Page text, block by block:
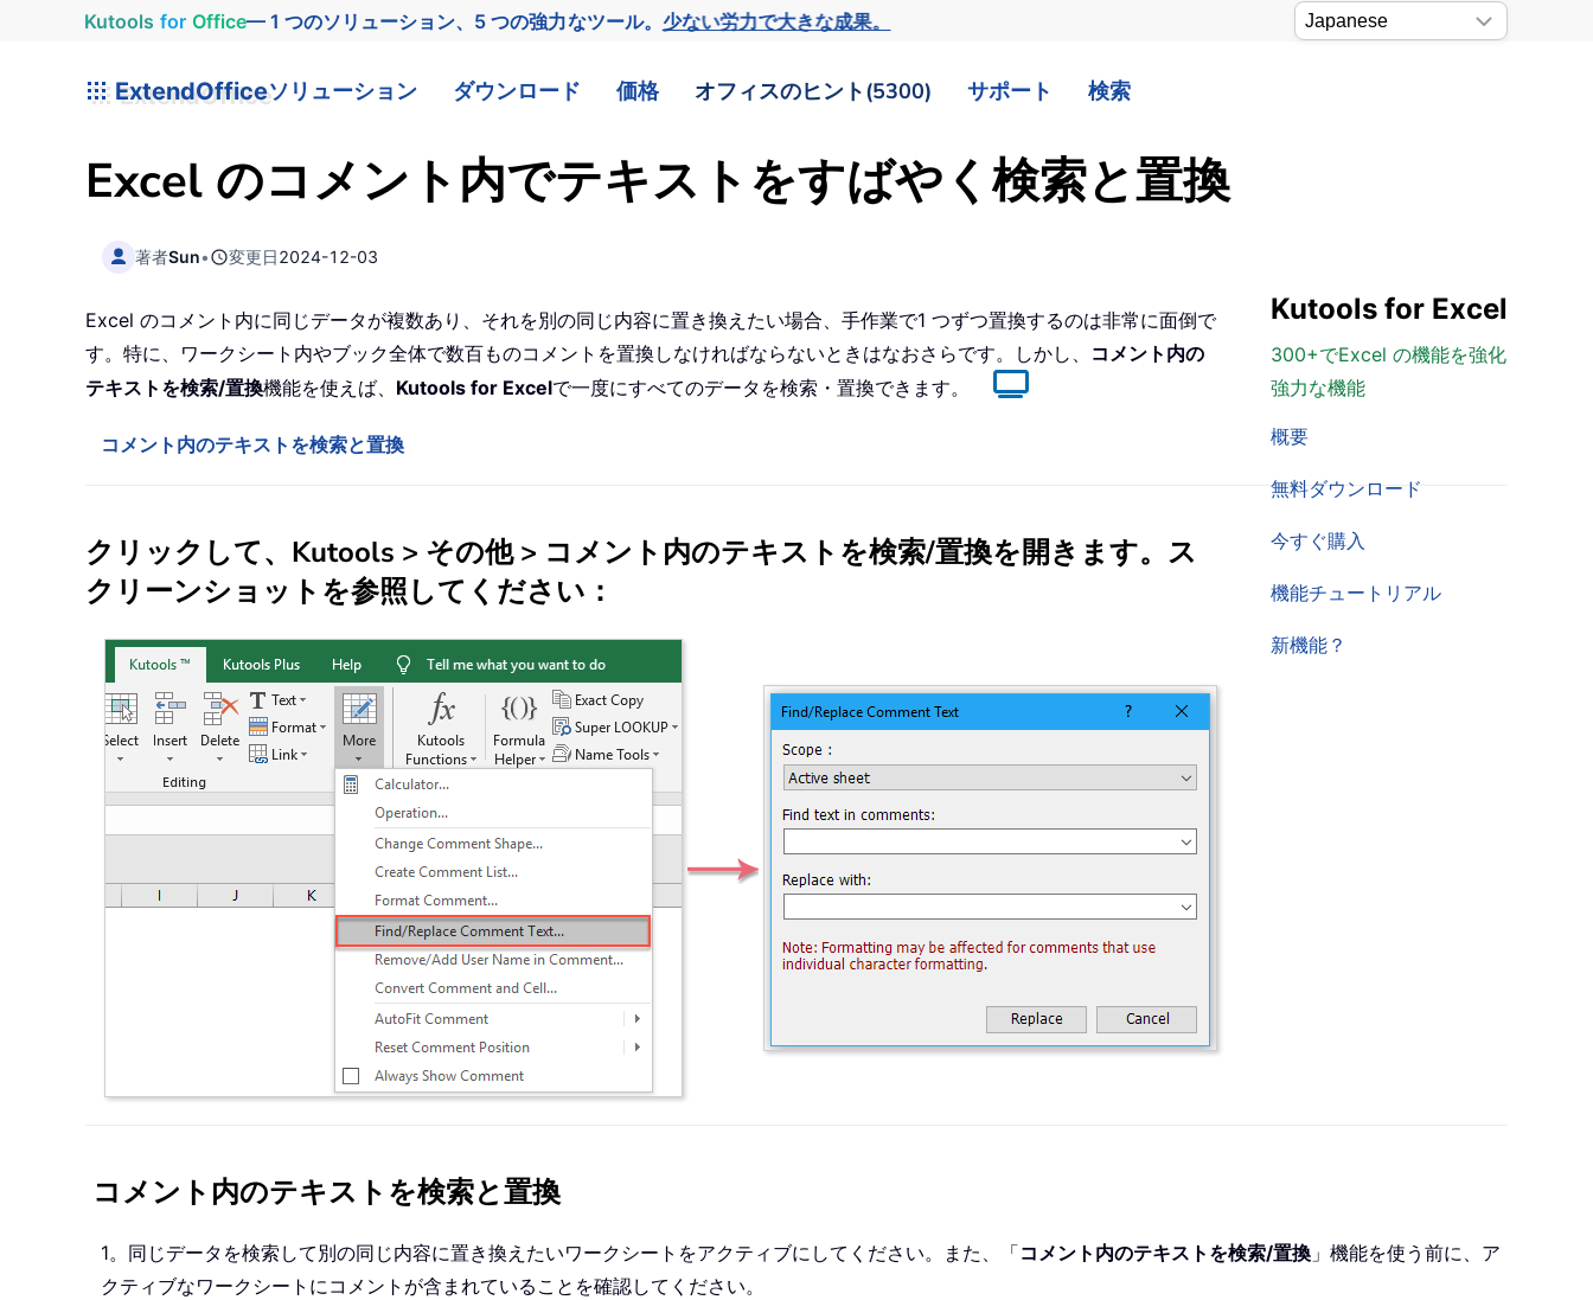
Kutools for Office— 1 つのソリューション、5 つの強力なツール。少ない労力で大きな成果。
ExtendOfficeソリューション ダウンロード 価格 オフィスのヒント(5300) サポート 検索
Excel のコメント内でテキストをすばやく検索と置換
著者Sun• 変更日2024-12-03
Kutools for Excel
300+でExcel の機能を強化
強力な機能
概要
無料ダウンロード
今すぐ購入
機能チュートリアル
新機能？
Excel のコメント内に同じデータが複数あり、それを別の同じ内容に置き換えたい場合、手作業で1 つずつ置換するのは非常に面倒で
す。特に、ワークシート内やブック全体で数百ものコメントを置換しなければならないときはなおさらです。しかし、 コメント内の
テキストを検索/置換機能を使えば、 Kutools for Excelで一度にすべてのデータを検索・置換できます。
コメント内のテキストを検索と置換
クリックして、 Kutools > その他> コメント内のテキストを検索/置換を開きます。ス
クリーンショットを参照してください：
コメント内のテキストを検索と置換
1。同じデータを検索して別の同じ内容に置き換えたいワークシートをアクティブにしてください。また、「コメント内のテキストを検索/置換 」機能を使う前に、ア
クティブなワークシートにコメントが含まれていることを確認してください。